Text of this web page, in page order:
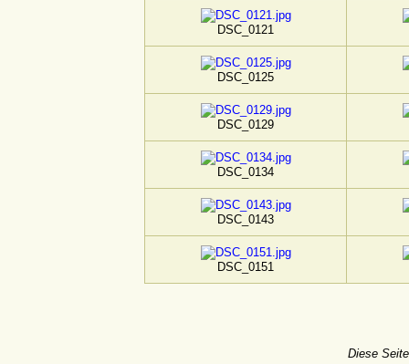
DSC_0121
DSC_0125
DSC_0129
DSC_0134
DSC_0143
DSC_0151
Diese